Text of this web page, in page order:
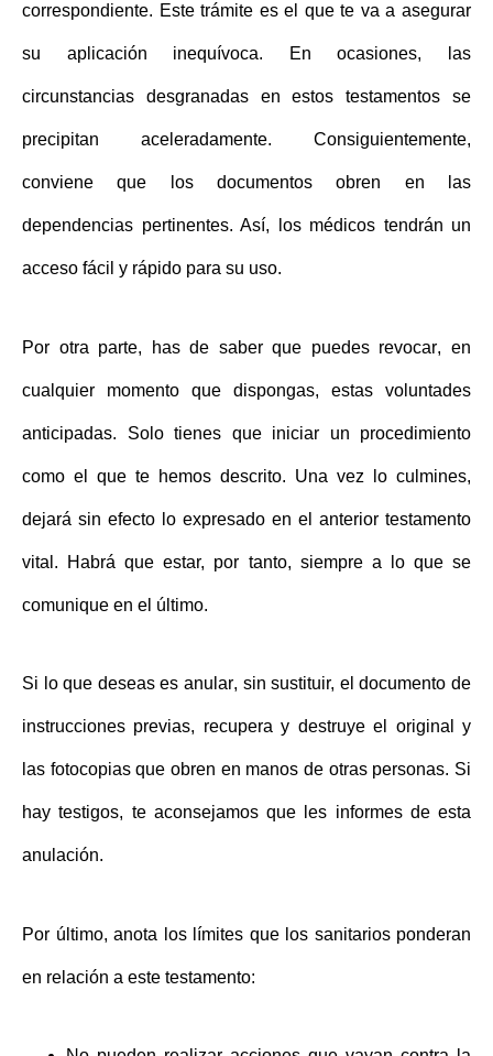
correspondiente. Este trámite es el que te va a asegurar
su aplicación inequívoca. En ocasiones, las
circunstancias desgranadas en estos testamentos se
precipitan aceleradamente. Consiguientemente,
conviene que los documentos obren en las
dependencias pertinentes. Así, los médicos tendrán un
acceso fácil y rápido para su uso.
Por otra parte, has de saber que puedes revocar, en
cualquier momento que dispongas, estas voluntades
anticipadas. Solo tienes que iniciar un procedimiento
como el que te hemos descrito. Una vez lo culmines,
dejará sin efecto lo expresado en el anterior testamento
vital . Habrá que estar, por tanto, siempre a lo que se
comunique en el último.
Si lo que deseas es anular, sin sustituir, el documento de
instrucciones previas, recupera y destruye el original y
las fotocopias que obren en manos de otras personas. Si
hay testigos, te aconsejamos que les informes de esta
anulación.
Por último, anota los límites que los sanitarios ponderan
en relación a este testamento: